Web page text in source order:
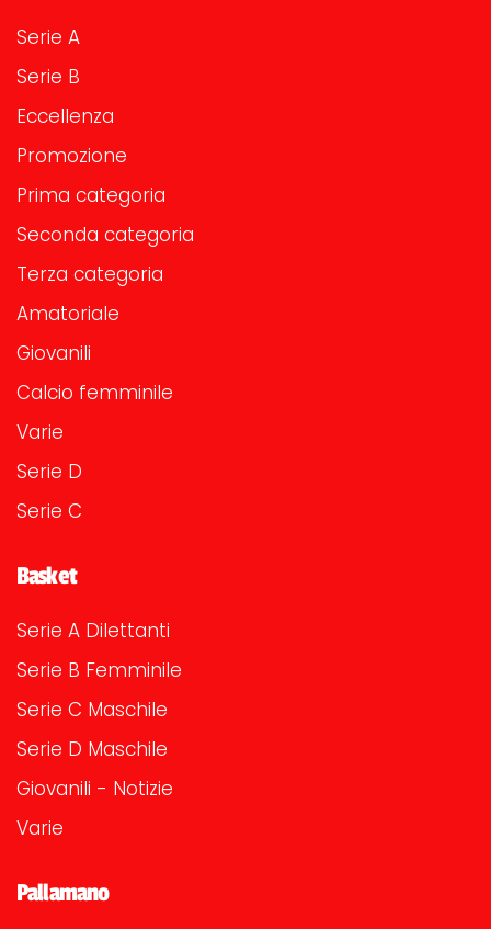
Serie A
Serie B
Eccellenza
Promozione
Prima categoria
Seconda categoria
Terza categoria
Amatoriale
Giovanili
Calcio femminile
Varie
Serie D
Serie C
Basket
Serie A Dilettanti
Serie B Femminile
Serie C Maschile
Serie D Maschile
Giovanili - Notizie
Varie
Pallamano